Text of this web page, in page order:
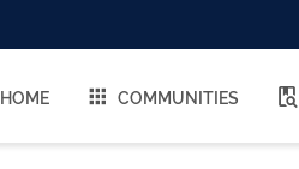
HOME COMMUNITIES